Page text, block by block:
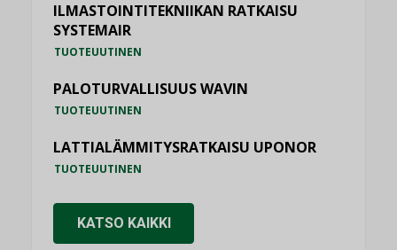
ILMASTOINTITEKNIIKAN RATKAISU
SYSTEMAIR
TUOTEUUTINEN
PALOTURVALLISUUS WAVIN
TUOTEUUTINEN
LATTIALÄMMITYSRATKAISU UPONOR
TUOTEUUTINEN
KATSO KAIKKI